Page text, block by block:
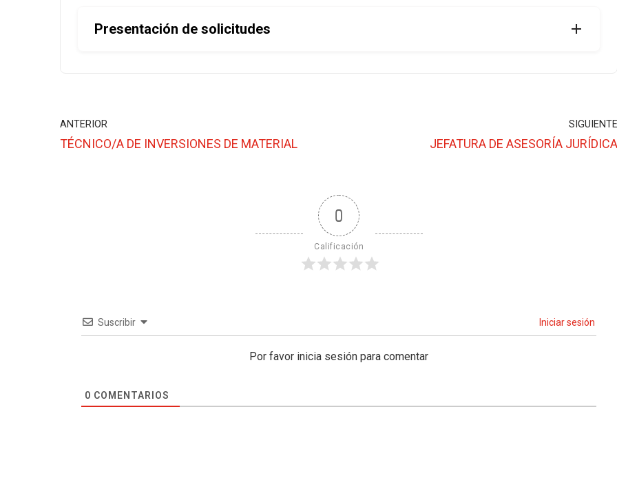
Presentación de solicitudes
ANTERIOR
TÉCNICO/A DE INVERSIONES DE MATERIAL
SIGUIENTE
JEFATURA DE ASESORÍA JURÍDICA
0
Calificación
Suscribir Iniciar sesión
Por favor inicia sesión para comentar
0 COMENTARIOS